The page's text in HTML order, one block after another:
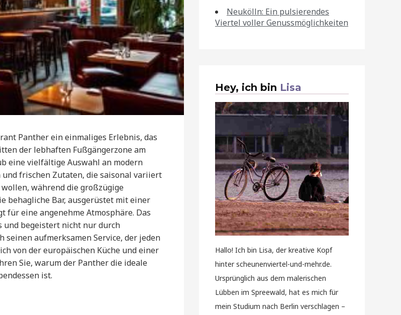
Panther ein einmaliges Erlebnis, das
der lebhaften Fußgängerzone am
eine vielfältige Auswahl an modern
frischen Zutaten, die saisonal variiert
während die großzügige
behagliche Bar, ausgerüstet mit einer
für eine angenehme Atmosphäre. Das
und begeistert nicht nur durch
aufmerksamen Service, der jeden
von der europäischen Küche und einer
Sie, warum der Panther die ideale
ist.
Neukölln: Ein pulsierendes
Viertel voller Genussmöglichkeiten
Hey, ich bin Lisa
Hallo! Ich bin Lisa, der kreative Kopf
hinter scheunenviertel-und-mehr.de.
Ursprünglich aus dem malerischen
Lübben im Spreewald, hat es mich für
mein Studium nach Berlin verschlagen –